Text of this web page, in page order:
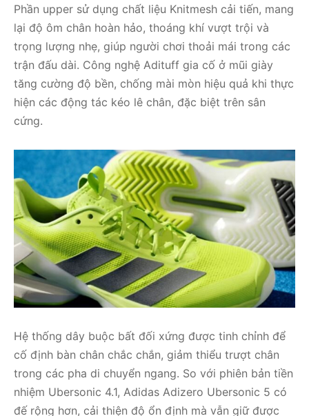
Phần upper sử dụng chất liệu Knitmesh cải tiến, mang
lại độ ôm chân hoàn hảo, thoáng khí vượt trội và
trọng lượng nhẹ, giúp người chơi thoải mái trong các
trận đấu dài. Công nghệ Adituff gia cố ở mũi giày
tăng cường độ bền, chống mài mòn hiệu quả khi thực
hiện các động tác kéo lê chân, đặc biệt trên sân
cứng.
Hệ thống dây buộc bất đối xứng được tinh chỉnh để
cố định bàn chân chắc chắn, giảm thiểu trượt chân
trong các pha di chuyển ngang. So với phiên bản tiền
nhiệm Ubersonic 4.1, Adidas Adizero Ubersonic 5 có
đế rộng hơn, cải thiện độ ổn định mà vẫn giữ được